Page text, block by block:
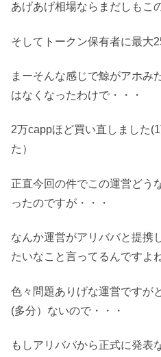
あげあげ相場ならまだしもこ
そしてトークン保有者に最大
まーそんな感じで鯨がアホみ
はなくなったわけで・・・
2万cappほど買い直しました
た）
正直今回の件でこの運営どう
ったのですが・・・
なんか運営がアリババと提携
たいなこと言ってるんですよ
色々問題ありげな運営ですが
(多分）ないので・・・
もしアリババから正式に発表